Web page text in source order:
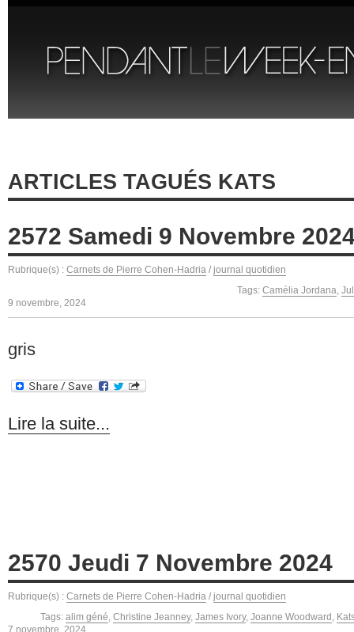
ARTICLES TAGUÉS KATS
2572 Samedi 9 Novembre
Rubrique(s) : Carnets de Pierre Cohen-Hadria / journal quotidien
Tags: Camélia Jordana,
9 novembre, 2024
gris
Lire la suite...
2570 Jeudi 7 Novembre 2024
Rubrique(s) : Carnets de Pierre Cohen-Hadria / journal quotidien
Tags: alim géné Christine Jeanney, James Ivory, Joanne Woodward
7 novembre, 2024